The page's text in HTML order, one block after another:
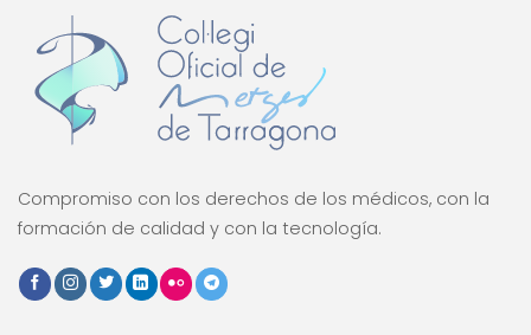
Compromiso con los derechos de los médicos, con la
formación de calidad y con la tecnología.